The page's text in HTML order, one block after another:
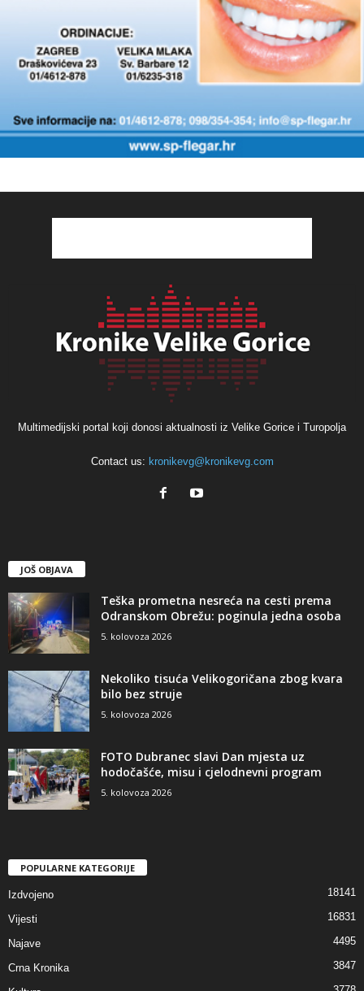
Multimedijski portal koji donosi aktualnosti iz Velike Gorice i Turopolja
Contact us: kronikevg@kronikevg.com
JOŠ OBJAVA
Teška prometna nesreća na cesti prema
Odranskom Obrežu: poginula jedna osoba
5. kolovoza 2026
Nekoliko tisuća Velikogoričana zbog kvara
bilo bez struje
5. kolovoza 2026
FOTO Dubranec slavi Dan mjesta uz
hodočašće, misu i cjelodnevni program
5. kolovoza 2026
POPULARNE KATEGORIJE
Izdvojeno 18141
Vijesti 16831
Najave 4495
Crna Kronika 3847